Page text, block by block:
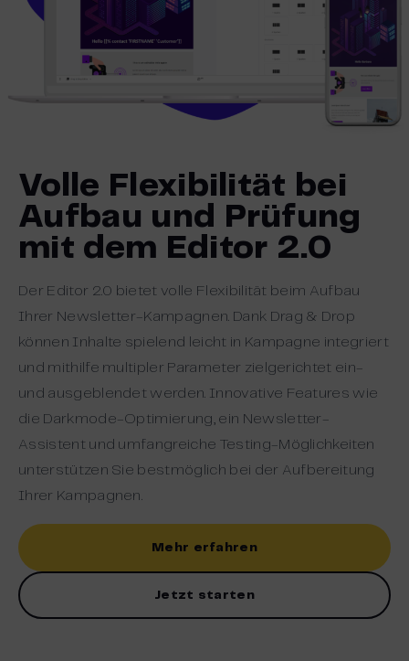
Volle Flexibilität bei
Aufbau und Prüfung
mit dem Editor 2.0
Der Editor 2.0 bietet volle Flexibilität beim Aufbau
Ihrer Newsletter-Kampagnen. Dank Drag & Drop
können Inhalte spielend leicht in Kampagne integriert
und mithilfe multipler Parameter zielgerichtet ein-
und ausgeblendet werden. Innovative Features wie
die Darkmode-Optimierung, ein Newsletter-
Assistent und umfangreiche Testing-Möglichkeiten
unterstützen Sie bestmöglich bei der Aufbereitung
Ihrer Kampagnen.
Mehr erfahren
Jetzt starten